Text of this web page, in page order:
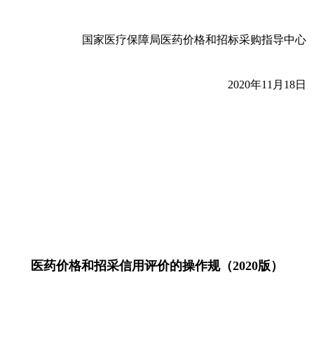
国家医疗保障局医药价格和招标采购指导中心
2020年11月18日
医药价格和招采信用评价的操作规（2020版）